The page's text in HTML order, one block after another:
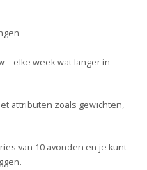
elke week wat langer in
attributen zoals gewichten,
van 10 avonden en je kunt